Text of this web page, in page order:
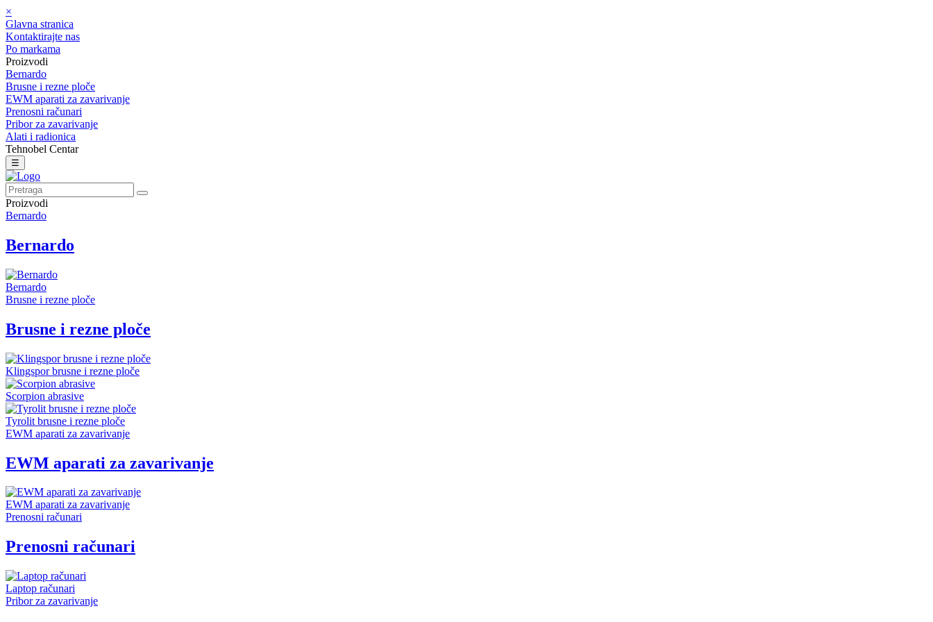
×
Glavna stranica
Kontaktirajte nas
Po markama
Proizvodi
Bernardo
Brusne i rezne ploče
EWM aparati za zavarivanje
Prenosni računari
Pribor za zavarivanje
Alati i radionica
Tehnobel Centar
☰
Proizvodi
Bernardo
Bernardo
Bernardo
Brusne i rezne ploče
Brusne i rezne ploče
Klingspor brusne i rezne ploče
Scorpion abrasive
Tyrolit brusne i rezne ploče
EWM aparati za zavarivanje
EWM aparati za zavarivanje
EWM aparati za zavarivanje
Prenosni računari
Prenosni računari
Laptop računari
Pribor za zavarivanje